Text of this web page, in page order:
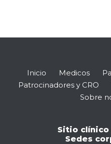
Inicio Medicos
Patrocinadores y CRO
Sobre
Sitio clínico
Sedes